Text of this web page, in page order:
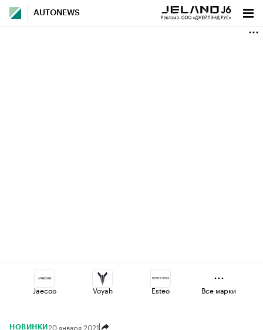
AUTONEWS
Jaecoo Voyah Esteo Все марки
НОВИНКИ 20 января 2021